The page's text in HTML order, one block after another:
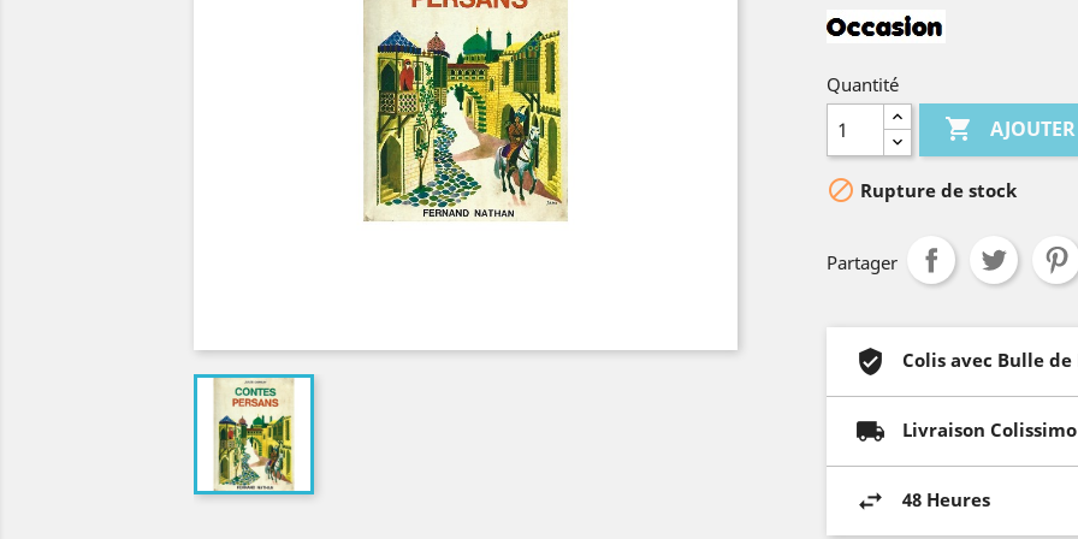
Quantité

 Rupture de stock
Partager
Colis avec Bulle
Livraison Colissimo
48 Heures